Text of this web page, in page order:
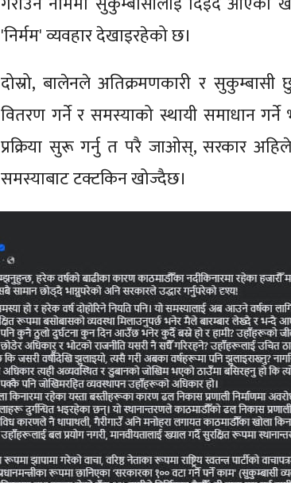
'निर्मम' व्यवहार देखाइरहेको छ।
दोस्रो, बालेनले अतिक्रमणकारी र सुकुम्बासी
वितरण गर्ने र समस्याको स्थायी समाधान
प्रक्रिया सुरू गर्नु त परै जाओस्, सरकार
समस्याबाट टक्टकिन खोज्दैछ।